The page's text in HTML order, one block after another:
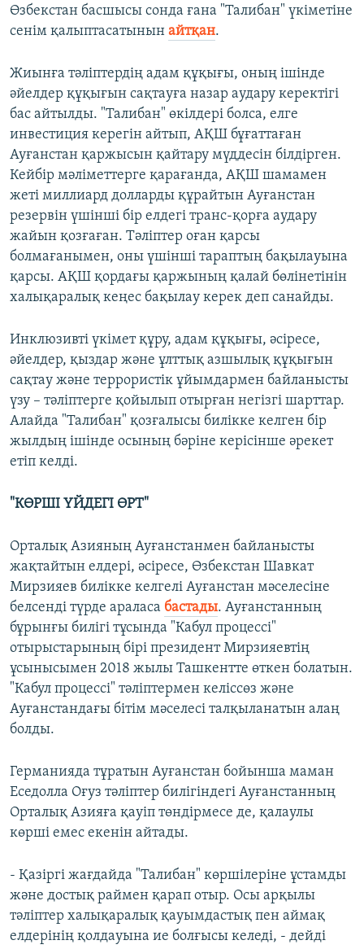
Өзбекстан басшысы сонда ғана "Талибан" үкіметіне
сенім қалыптасатынын айтқан.
Жиынға тәліптердің адам құқығы, оның ішінде
әйелдер құқығын сақтауға назар аудару керектігі
бас айтылды. "Талибан" өкілдері болса, елге
инвестиция керегін айтып, АҚШ бұғаттаған
Ауғанстан қаржысын қайтару мүддесін білдірген.
Кейбір мәліметтерге қарағанда, АҚШ шамамен
жеті миллиард долларды құрайтын Ауғанстан
резервін үшінші бір елдегі транс-қорға аудару
жайын қозғаған. Тәліптер оған қарсы
болмағанымен, оны үшінші тараптың бақылауына
қарсы. АҚШ қордағы қаржының қалай бөлінетінін
халықаралық кеңес бақылау керек деп санайды.
Инклюзивті үкімет құру, адам құқығы, әсіресе,
әйелдер, қыздар және ұлттық азшылық құқығын
сақтау және террористік ұйымдармен байланысты
үзу – тәліптерге қойылып отырған негізгі шарттар.
Алайда "Талибан" қозғалысы билікке келген бір
жылдың ішінде осының бәріне керісінше әрекет
етіп келді.
"КӨРШІ ҮЙДЕГІ ӨРТ"
Орталық Азияның Ауғанстанмен байланысты
жақтайтын елдері, әсіресе, Өзбекстан Шавкат
Мирзияев билікке келгелі Ауғанстан мәселесіне
белсенді түрде араласа бастады. Ауғанстанның
бұрынғы билігі тұсында "Кабул процессі"
отырыстарының бірі президент Мирзияевтің
ұсынысымен 2018 жылы Ташкентте өткен болатын.
"Кабул процессі" тәліптермен келіссөз және
Ауғанстандағы бітім мәселесі талқыланатын алаң
болды.
Германияда тұратын Ауғанстан бойынша маман
Еседолла Оғуз тәліптер билігіндегі Ауғанстанның
Орталық Азияға қауіп төндірмесе де, қалаулы
көрші емес екенін айтады.
- Қазіргі жағдайда "Талибан" көршілеріне ұстамды
және достық раймен қарап отыр. Осы арқылы
тәліптер халықаралық қауымдастық пен аймақ
елдерінің қолдауына ие болғысы келеді, - дейді